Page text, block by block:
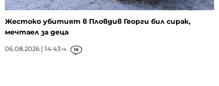
Жестоко убитият в Пловдив Георги бил сирак,
мечтаел за деца
06.08.2026 | 14:43 ч. 16